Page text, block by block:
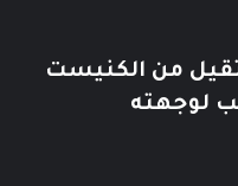
من الكنيست
لوجهته